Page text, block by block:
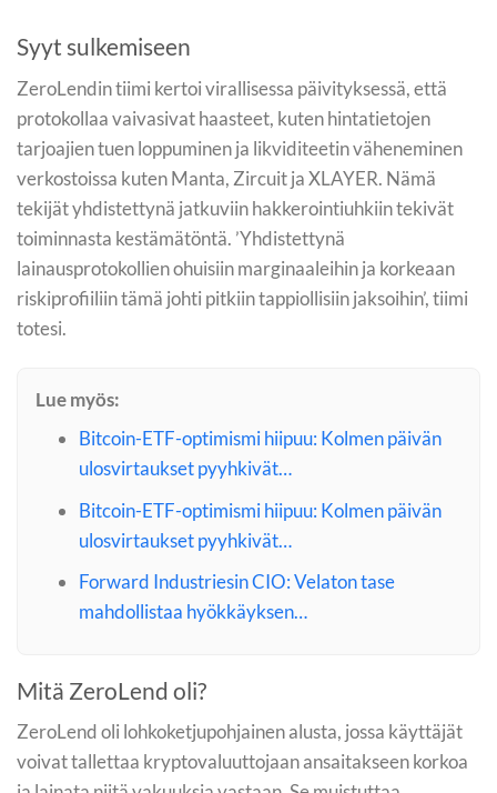
Syyt sulkemiseen
ZeroLendin tiimi kertoi virallisessa päivityksessä, että
protokollaa vaivasivat haasteet, kuten hintatietojen
tarjoajien tuen loppuminen ja likviditeetin väheneminen
verkostoissa kuten Manta, Zircuit ja XLAYER. Nämä
tekijät yhdistettynä jatkuviin hakkerointiuhkiin tekivät
toiminnasta kestämätöntä. ’Yhdistettynä
lainausprotokollien ohuisiin marginaaleihin ja korkeaan
riskiprofiiliin tämä johti pitkiin tappiollisiin jaksoihin’, tiimi
totesi.
Lue myös:
Bitcoin-ETF-optimismi hiipuu: Kolmen päivän
ulosvirtaukset pyyhkivät…
Bitcoin-ETF-optimismi hiipuu: Kolmen päivän
ulosvirtaukset pyyhkivät…
Forward Industriesin CIO: Velaton tase
mahdollistaa hyökkäyksen…
Mitä ZeroLend oli?
ZeroLend oli lohkoketjupohjainen alusta, jossa käyttäjät
voivat tallettaa kryptovaluuttojaan ansaitakseen korkoa